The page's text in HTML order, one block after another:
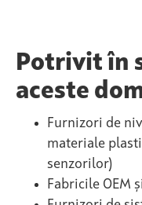
Potrivit în
aceste
Furnizori de
materiale
senzorilor)
Fabricile OEM